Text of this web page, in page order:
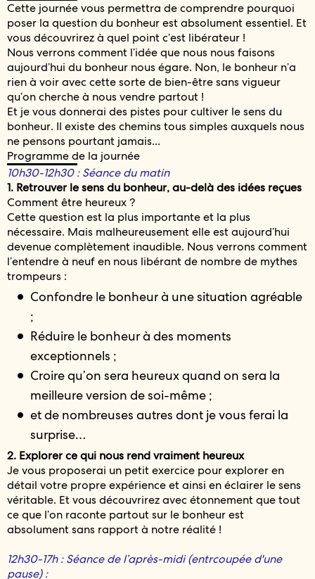
Cette journée vous permettra de comprendre pourquoi
poser la question du bonheur est absolument essentiel. Et
vous découvrirez à quel point c’est libérateur !
Nous verrons comment l’idée que nous nous faisons
aujourd’hui du bonheur nous égare. Non, le bonheur n’a
rien à voir avec cette sorte de bien-être sans vigueur
qu’on cherche à nous vendre partout !
Et je vous donnerai des pistes pour cultiver le sens du
bonheur. Il existe des chemins tous simples auxquels nous
ne pensons pourtant jamais...
Programme de la journée
10h30-12h30 : Séance du matin
1. Retrouver le sens du bonheur, au-delà des idées reçues
Comment être heureux ?
Cette question est la plus importante et la plus
nécessaire. Mais malheureusement elle est aujourd’hui
devenue complètement inaudible. Nous verrons comment
l’entendre à neuf en nous libérant de nombre de mythes
trompeurs :
Confondre le bonheur à une situation agréable
;
Réduire le bonheur à des moments
exceptionnels ;
Croire qu’on sera heureux quand on sera la
meilleure version de soi-même ;
et de nombreuses autres dont je vous ferai la
surprise…
2. Explorer ce qui nous rend vraiment heureux
Je vous proposerai un petit exercice pour explorer en
détail votre propre expérience et ainsi en éclairer le sens
véritable. Et vous découvrirez avec étonnement que tout
ce que l’on raconte partout sur le bonheur est
absolument sans rapport à notre réalité !
12h30-17h : Séance de l’après-midi (entrcoupée d'une
pause) :